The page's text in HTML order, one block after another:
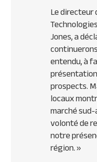
Le directeur
Jones, a
entendu, à
prospects.
locaux
marché
volonté de
notre
région. »